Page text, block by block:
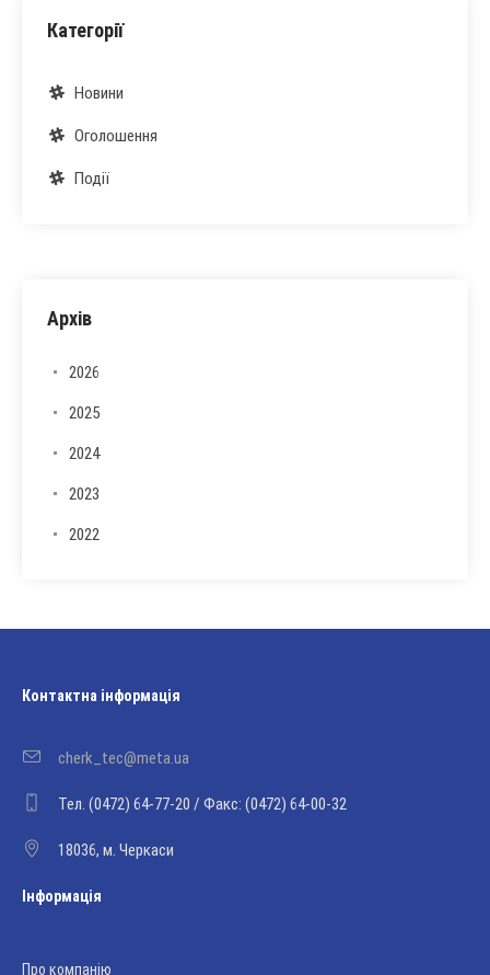
Категорії
Новини
Оголошення
Події
Архів
2026
2025
2024
2023
2022
Контактна інформація
cherk_tec@meta.ua
Тел. (0472) 64-77-20 / Факс: (0472) 64-00-32
18036, м. Черкаси
Інформація
Про компанію